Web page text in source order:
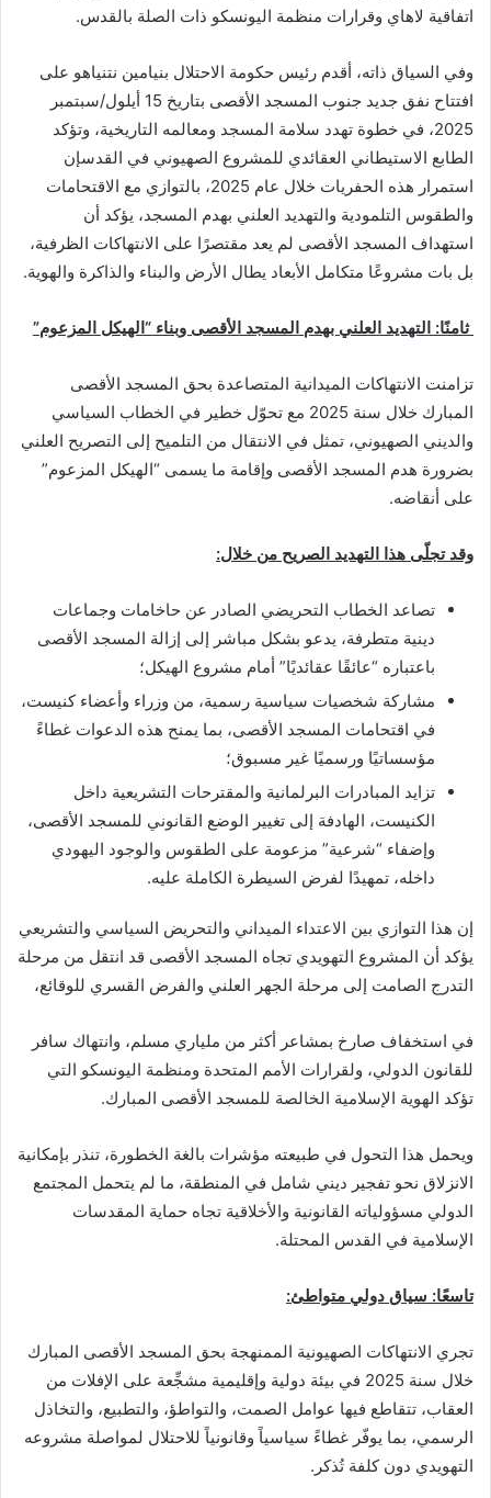
اتفاقية لاهاي وقرارات منظمة اليونسكو ذات الصلة بالقدس.
وفي السياق ذاته، أقدم رئيس حكومة الاحتلال بنيامين نتنياهو على
افتتاح نفق جديد جنوب المسجد الأقصى بتاريخ 15 أيلول/سبتمبر
2025، في خطوة تهدد سلامة المسجد ومعالمه التاريخية، وتؤكد
الطابع الاستيطاني العقائدي للمشروع الصهيوني في القدسإن
استمرار هذه الحفريات خلال عام 2025، بالتوازي مع الاقتحامات
والطقوس التلمودية والتهديد العلني بهدم المسجد، يؤكد أن
استهداف المسجد الأقصى لم يعد مقتصرًا على الانتهاكات الظرفية،
بل بات مشروعًا متكامل الأبعاد يطال الأرض والبناء والذاكرة والهوية.
ثامنًا: التهديد العلني بهدم المسجد الأقصى وبناء “الهيكل المزعوم”
تزامنت الانتهاكات الميدانية المتصاعدة بحق المسجد الأقصى
المبارك خلال سنة 2025 مع تحوّل خطير في الخطاب السياسي
والديني الصهيوني، تمثل في الانتقال من التلميح إلى التصريح العلني
بضرورة هدم المسجد الأقصى وإقامة ما يسمى “الهيكل المزعوم”
على أنقاضه.
وقد تجلّى هذا التهديد الصريح من خلال:
تصاعد الخطاب التحريضي الصادر عن حاخامات وجماعات
دينية متطرفة، يدعو بشكل مباشر إلى إزالة المسجد الأقصى
باعتباره “عائقًا عقائديًا” أمام مشروع الهيكل؛
مشاركة شخصيات سياسية رسمية، من وزراء وأعضاء كنيست،
في اقتحامات المسجد الأقصى، بما يمنح هذه الدعوات غطاءً
مؤسساتيًا ورسميًا غير مسبوق؛
تزايد المبادرات البرلمانية والمقترحات التشريعية داخل
الكنيست، الهادفة إلى تغيير الوضع القانوني للمسجد الأقصى،
وإضفاء “شرعية” مزعومة على الطقوس والوجود اليهودي
داخله، تمهيدًا لفرض السيطرة الكاملة عليه.
إن هذا التوازي بين الاعتداء الميداني والتحريض السياسي والتشريعي
يؤكد أن المشروع التهويدي تجاه المسجد الأقصى قد انتقل من مرحلة
التدرج الصامت إلى مرحلة الجهر العلني والفرض القسري للوقائع،
في استخفاف صارخ بمشاعر أكثر من ملياري مسلم، وانتهاك سافر
للقانون الدولي، ولقرارات الأمم المتحدة ومنظمة اليونسكو التي
تؤكد الهوية الإسلامية الخالصة للمسجد الأقصى المبارك.
ويحمل هذا التحول في طبيعته مؤشرات بالغة الخطورة، تنذر بإمكانية
الانزلاق نحو تفجير ديني شامل في المنطقة، ما لم يتحمل المجتمع
الدولي مسؤولياته القانونية والأخلاقية تجاه حماية المقدسات
الإسلامية في القدس المحتلة.
تاسعًا: سياق دولي متواطئ:
تجري الانتهاكات الصهيونية الممنهجة بحق المسجد الأقصى المبارك
خلال سنة 2025 في بيئة دولية وإقليمية مشجِّعة على الإفلات من
العقاب، تتقاطع فيها عوامل الصمت، والتواطؤ، والتطبيع، والتخاذل
الرسمي، بما يوفّر غطاءً سياسياً وقانونياً للاحتلال لمواصلة مشروعه
التهويدي دون كلفة تُذكر.